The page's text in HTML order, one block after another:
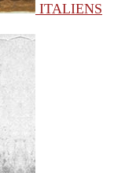
ITALIENS